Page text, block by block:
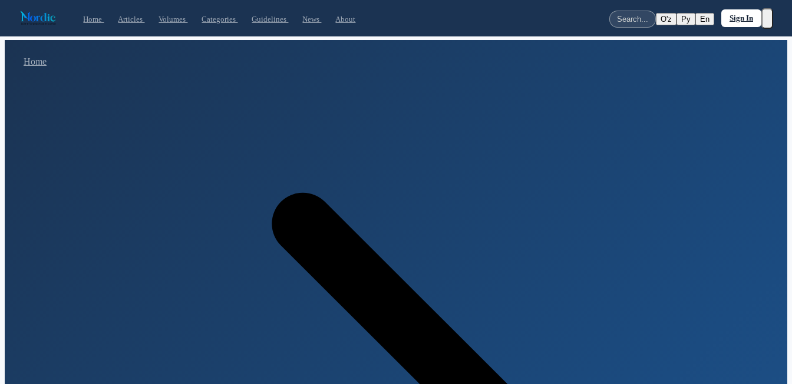
Home Articles Volumes Categories Guidelines News About Search... O'z Ру En Sign In
Home